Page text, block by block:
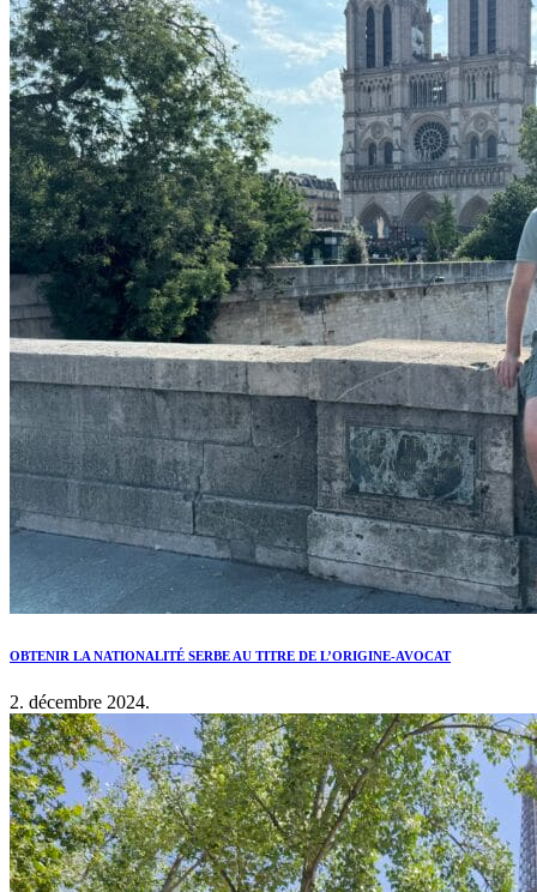
OBTENIR LA NATIONALITÉ SERBE AU TITRE DE L’ORIGINE-AVOCAT
2. décembre 2024.